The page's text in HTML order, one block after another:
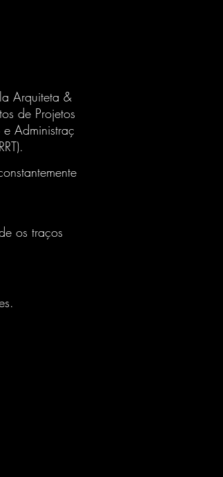
Arquiteta &
de Projetos
Administraç
os traços